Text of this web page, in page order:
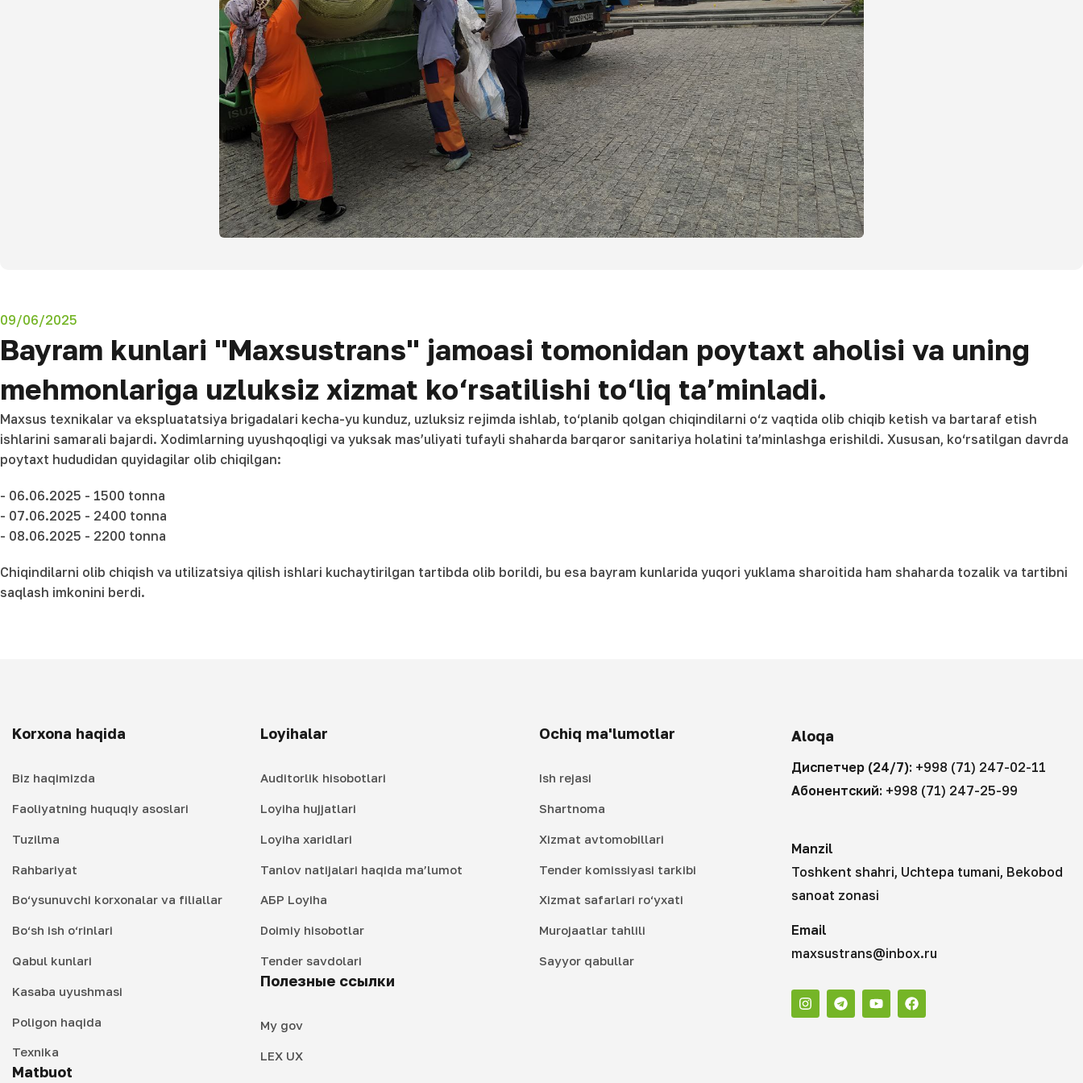
09/06/2025
Bayram kunlari "Maxsustrans" jamoasi tomonidan poytaxt aholisi va uning
mehmonlariga uzluksiz xizmat ko‘rsatilishi to‘liq ta’minladi.
Maxsus texnikalar va ekspluatatsiya brigadalari kecha-yu kunduz, uzluksiz rejimda ishlab, to‘planib qolgan chiqindilarni o‘z vaqtida olib chiqib ketish va bartaraf etish
ishlarini samarali bajardi. Xodimlarning uyushqoqligi va yuksak mas’uliyati tufayli shaharda barqaror sanitariya holatini ta’minlashga erishildi. Xususan, ko‘rsatilgan davrda
poytaxt hududidan quyidagilar olib chiqilgan:
- 06.06.2025 - 1500 tonna
- 07.06.2025 - 2400 tonna
- 08.06.2025 - 2200 tonna
Chiqindilarni olib chiqish va utilizatsiya qilish ishlari kuchaytirilgan tartibda olib borildi, bu esa bayram kunlarida yuqori yuklama sharoitida ham shaharda tozalik va tartibni
saqlash imkonini berdi.
Korxona haqida
Biz haqimizda
Faoliyatning huquqiy asoslari
Tuzilma
Rahbariyat
Bo‘ysunuvchi korxonalar va filiallar
Bo‘sh ish o‘rinlari
Qabul kunlari
Kasaba uyushmasi
Poligon haqida
Texnika
Matbuot
Loyihalar
Auditorlik hisobotlari
Loyiha hujjatlari
Loyiha xaridlari
Tanlov natijalari haqida ma’lumot
АБР Loyiha
Doimiy hisobotlar
Tender savdolari
Полезные ссылки
My gov
LEX UX
Ochiq ma'lumotlar
Ish rejasi
Shartnoma
Xizmat avtomobillari
Tender komissiyasi tarkibi
Xizmat safarlari ro‘yxati
Murojaatlar tahlili
Sayyor qabullar
Aloqa
Диспетчер (24/7): +998 (71) 247-02-11
Абонентский: +998 (71) 247-25-99
Manzil
Toshkent shahri, Uchtepa tumani, Bekobod
sanoat zonasi
Email
maxsustrans@inbox.ru